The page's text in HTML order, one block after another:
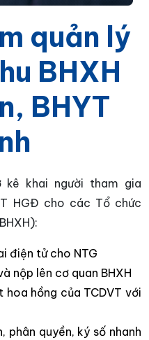
quản lý
BHXH
BHYT
khai người tham gia
HGĐ cho các Tổ chức
điện tử cho NTG
nộp lên cơ quan BHXH
hoa hồng của TCDVT với
phân quyền, ký số nhanh